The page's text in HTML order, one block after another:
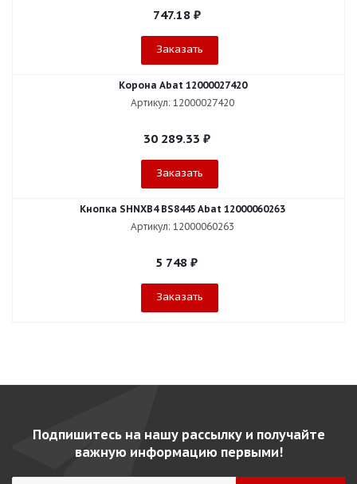
747.18₽
Заказать
Корона Abat 12000027420
Артикул: 12000027420
30 289.33 ₽
Заказать
Кнопка SHNXB4 BS8445 Abat 12000060263
Артикул: 12000060263
5 748 ₽
Заказать
Подпишитесь на нашу рассылку и получайте
важную информацию первыми!